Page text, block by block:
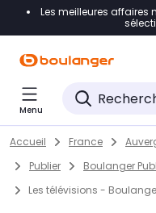
Accéder directement
Accéder directement
Accéder directement
Les meilleures affaires
Menu
Skip to content
Return to Nav
Accueil France
Publier
Boulanger
Les télévisions -